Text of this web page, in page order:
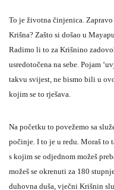
To je životna činjenica. Zapravo
Krišna? Zašto si došao u
Radimo li to za Krišnino
usredotočena na sebe. Pojam
takvu svijest, ne bismo bili u
kojim se to rješava.
Na početku to povežemo sa
počinje. I to je u redu. Moraš to
s kojim se odjednom možeš
možeš se okrenuti za 180
duhovna duša, vječni Krišnin